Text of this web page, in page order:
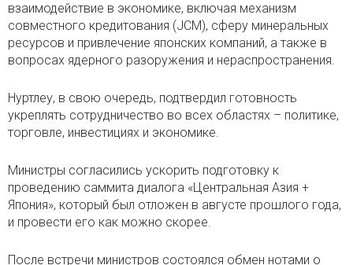
взаимодействие в экономике, включая механизм
совместного кредитования (JCM), сферу минеральных
ресурсов и привлечение японских компаний, а также в
вопросах ядерного разоружения и нераспространения.
Нуртлеу, в свою очередь, подтвердил готовность
укреплять сотрудничество во всех областях – политике,
торговле, инвестициях и экономике.
Министры согласились ускорить подготовку к
проведению саммита диалога «Центральная Азия +
Япония», который был отложен в августе прошлого года,
и провести его как можно скорее.
После встречи министров состоялся обмен нотами о